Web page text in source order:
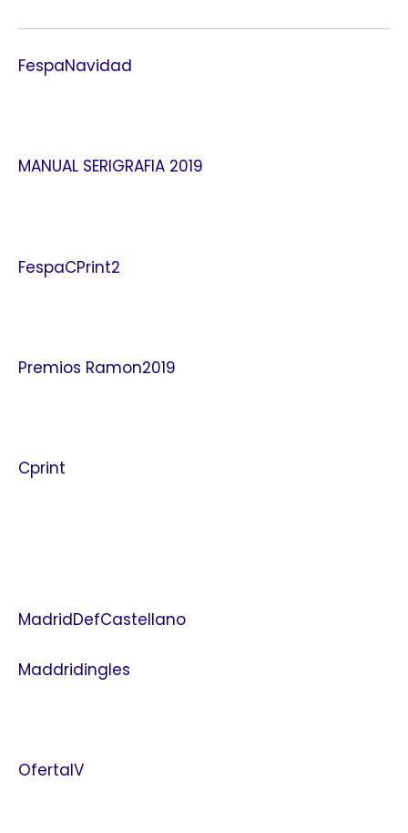
FespaNavidad
MANUAL SERIGRAFIA 2019
FespaCPrint2
Premios Ramon2019
Cprint
MadridDefCastellano
Maddridingles
OfertaIV